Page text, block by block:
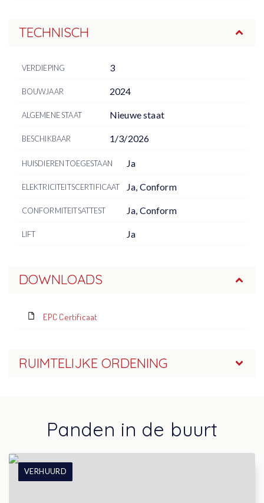
TECHNISCH
VERDIEPING 3
BOUWJAAR 2024
ALGEMENE STAAT Nieuwe staat
BESCHIKBAAR 1/3/2026
HUISDIEREN TOEGESTAAN Ja
ELEKTRICITEITSCERTIFICAAT Ja, Conform
CONFORMITEITSATTEST Ja, Conform
LIFT Ja
DOWNLOADS
EPC Certificaat
RUIMTELIJKE ORDENING
Panden in de buurt
VERHUURD